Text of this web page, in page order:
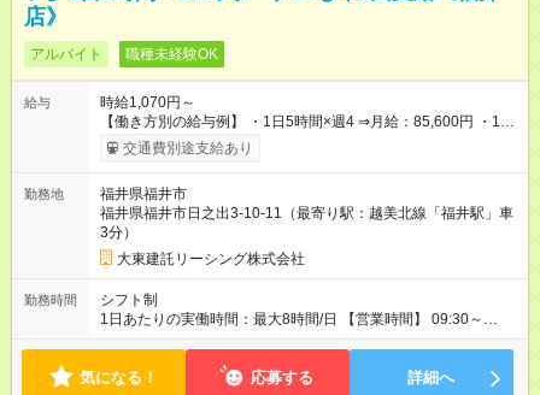
店》
アルバイト 職種未経験OK
給与
時給1,070円～
【働き方別の給与例】 ・1日5時間×週4 ⇒月給：85,600円 ・1日
8時間×週5 ⇒月給：171,200円 ☆ライフスタイルに合わせて柔軟
に働けます！ 《昇給》 あり※会社業績による 《賞与》 年2回あ
月4万円) ●資格手当(宅地建物取引士：1万円/月) 【試用期間】試
用期間なし
交通費別途支給あり
勤務地
福井県福井市
福井県福井市日之出3-10-11（最寄り駅：越美北線「福井駅」車
3分）
大東建託リーシング株式会社
勤務時間
シフト制
1日あたりの実働時間：最大8時間/日 【営業時間】 09:30～
18:30 ★上記時間内で1日5時間～勤務OK ＼ライフスタイルに合
軽にご相談ください！ ◆1か月ごとのシフト提出制 ◆業務特性お
気になる！ 応募する 詳細へ